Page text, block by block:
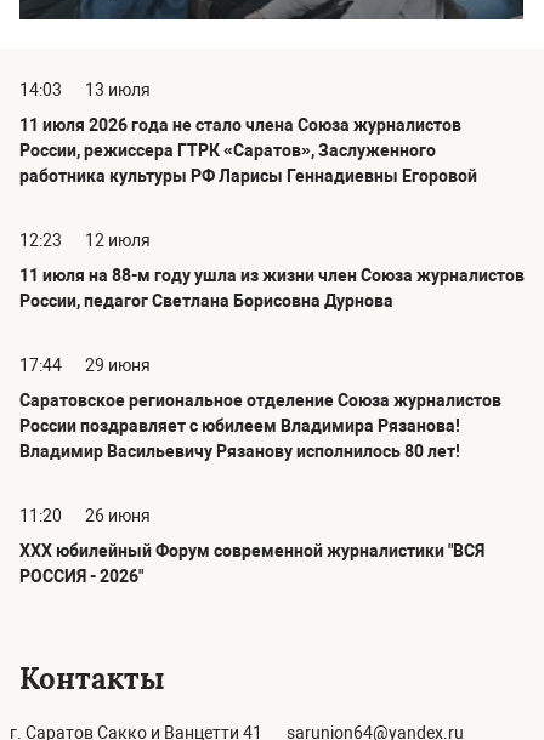
14:03
13 июля
11 июля 2026 года не стало члена Союза журналистов
России, режиссера ГТРК «Саратов», Заслуженного
работника культуры РФ Ларисы Геннадиевны Егоровой
12:23
12 июля
11 июля на 88-м году ушла из жизни член Союза журналистов
России, педагог Светлана Борисовна Дурнова
17:44
29 июня
Саратовское региональное отделение Союза журналистов
России поздравляет с юбилеем Владимира Рязанова!
Владимир Васильевичу Рязанову исполнилось 80 лет!
11:20
26 июня
ХХХ юбилейный Форум современной журналистики "ВСЯ
РОССИЯ - 2026"
Контакты
г. Саратов Сакко и Ванцетти 41 sarunion64@yandex.ru